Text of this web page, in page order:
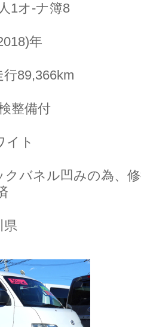
1オ-ナ簿8
年
89,366km
整備付
イト
バネル凹みの為、
県